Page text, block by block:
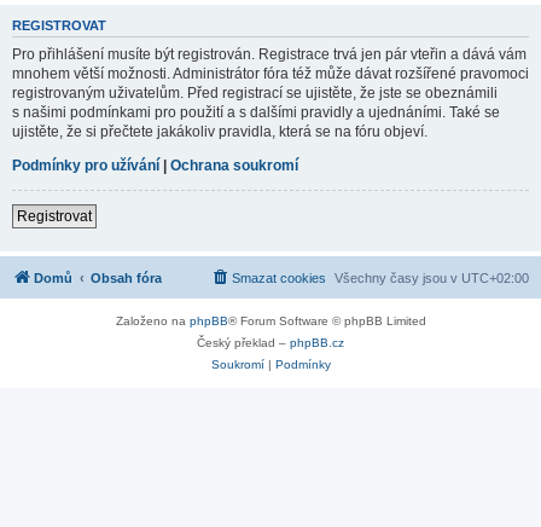
REGISTROVAT
Pro přihlášení musíte být registrován. Registrace trvá jen pár vteřin a dává vám
mnohem větší možnosti. Administrátor fóra též může dávat rozšířené pravomoci
registrovaným uživatelům. Před registrací se ujistěte, že jste se obeznámili
s našimi podmínkami pro použití a s dalšími pravidly a ujednáními. Také se
ujistěte, že si přečtete jakákoliv pravidla, která se na fóru objeví.
Podmínky pro užívání | Ochrana soukromí
Registrovat
Domů Obsah fóra Všechny časy jsou v UTC+02:00
Smazat cookies
Založeno na phpBB® Forum Software © phpBB Limited
Český překlad – phpBB.cz
Soukromí| Podmínky